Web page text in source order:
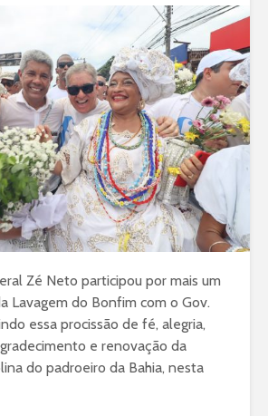
Zé Neto participou por mais um
Lavagem do Bonfim com o Gov.
essa procissão de fé, alegria,
e renovação da
do padroeiro da Bahia, nesta